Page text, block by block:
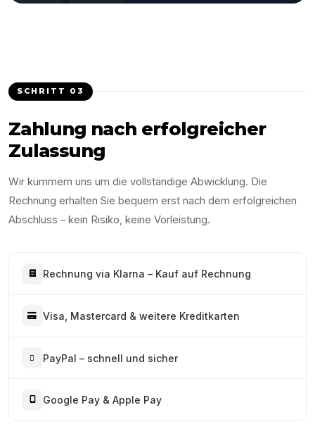
SCHRITT 03
Zahlung nach erfolgreicher
Zulassung
Wir kümmern uns um die vollständige Abwicklung. Die
Rechnung erhalten Sie bequem erst nach dem erfolgreichen
Abschluss – kein Risiko, keine Vorleistung.
Rechnung via Klarna – Kauf auf Rechnung
Visa, Mastercard & weitere Kreditkarten
PayPal – schnell und sicher
Google Pay & Apple Pay